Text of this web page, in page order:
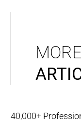
MORE
40,000+